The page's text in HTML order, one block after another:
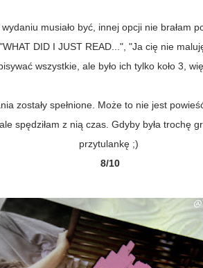
musiało być, innej opcji nie brałam
DID I JUST READ...", "Ja cię nie
wszystkie, ale było ich tylko koło 3,
zostały spełnione. Może to nie jest
spędziłam z nią czas. Gdyby była trochę
przytulankę ;)
8/10